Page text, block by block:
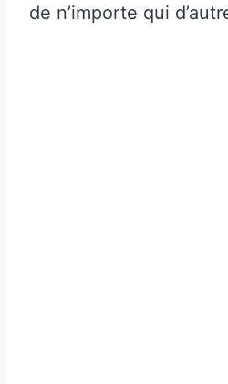
de n’importe qui